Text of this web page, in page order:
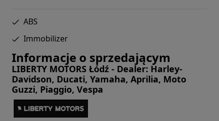
ABS
Immobilizer
Informacje o sprzedającym
LIBERTY MOTORS Łódź - Dealer: Harley-
Davidson, Ducati, Yamaha, Aprilia, Moto
Guzzi, Piaggio, Vespa